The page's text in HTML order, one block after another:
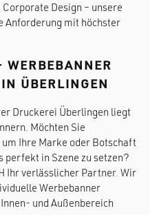
Design – unsere
Anforderung mit höchster
ÜBERLINGEN
Druckerei Überlingen liegt
Möchten Sie
Ihre Marke oder Botschaft
perfekt in Szene zu setzen?
Ihr verlässlicher Partner. Wir
Werbebanner
und Außenbereich